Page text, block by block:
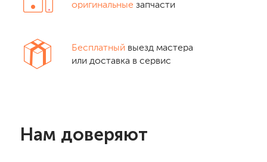
оригинальные запчасти
Бесплатный выезд мастера
или доставка в сервис
Нам доверяют